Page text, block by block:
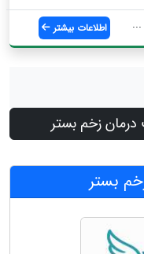
... اطلاعات بیشتر
زخم بستر
بستر